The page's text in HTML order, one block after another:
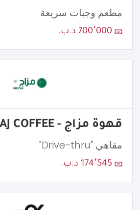
مطعم وجبات سريعة
700٬000 د.ب.
قهوة مزاج - MEZAJ COFFEE
مقاهي "Drive-thru"
174٬545 د.ب.